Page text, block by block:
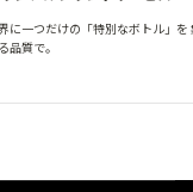
に一つだけの「特別なボトル」を
品質で。